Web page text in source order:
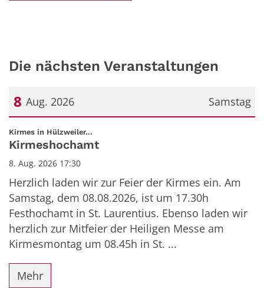
Die nächsten Veranstaltungen
Samstag
8 Aug. 2026
Datum: 8. August 2026
Kirmes in Hülzweiler...
Kirmeshochamt
8. Aug. 2026 17:30
Herzlich laden wir zur Feier der Kirmes ein. Am
Samstag, dem 08.08.2026, ist um 17.30h
Festhochamt in St. Laurentius. Ebenso laden wir
herzlich zur Mitfeier der Heiligen Messe am
Kirmesmontag um 08.45h in St. ...
Mehr